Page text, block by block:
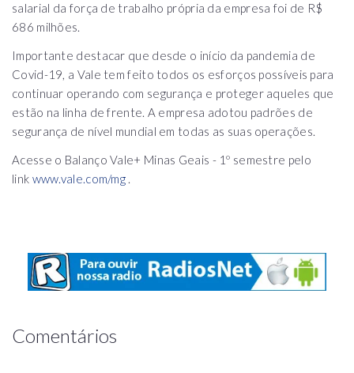
salarial da força de trabalho própria da empresa foi de R$
686 milhões.
Importante destacar que desde o início da pandemia de
Covid-19, a Vale tem feito todos os esforços possíveis para
continuar operando com segurança e proteger aqueles que
estão na linha de frente. A empresa adotou padrões de
segurança de nível mundial em todas as suas operações.
Acesse o Balanço Vale+ Minas Geais - 1º semestre pelo
link www.vale.com/mg .
Comentários